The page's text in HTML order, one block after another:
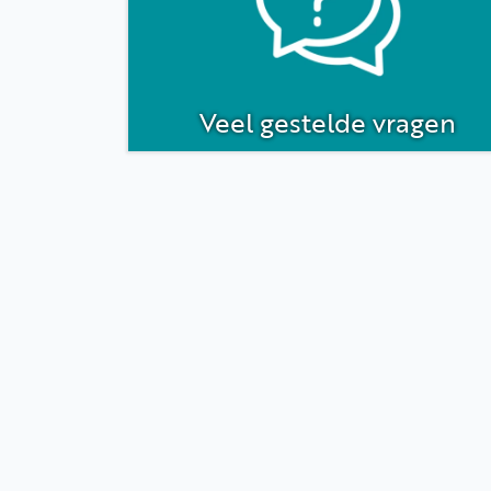
Veel gestelde vragen